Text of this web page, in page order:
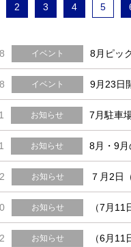
2 3 4 5
イベント 8月ピッ
イベント 9月23日
お知らせ 7月駐車
お知らせ 8月・9
お知らせ ７月2日
お知らせ （7月
お知らせ （6月